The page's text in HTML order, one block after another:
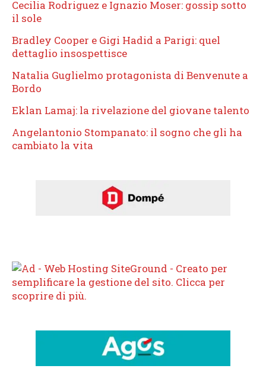
Cecilia Rodriguez e Ignazio Moser: gossip sotto
il sole
Bradley Cooper e Gigi Hadid a Parigi: quel
dettaglio insospettisce
Natalia Guglielmo protagonista di Benvenute a
Bordo
Eklan Lamaj: la rivelazione del giovane talento
Angelantonio Stompanato: il sogno che gli ha
cambiato la vita